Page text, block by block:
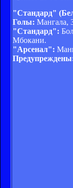
"Стандард"
Голы: Мангала,
"Стандард":
Мбокани.
"Арсенал":